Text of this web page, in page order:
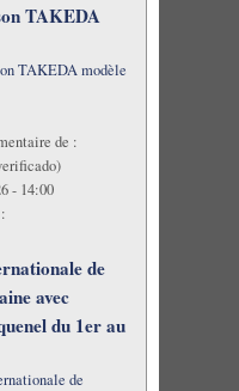
TAKEDA
TAKEDA modèle
de :
- 14:00
de
avec
du 1er au
de